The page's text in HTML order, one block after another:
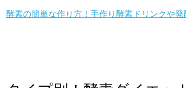
酵素の簡単な作り方！手作り酵素ドリンクや